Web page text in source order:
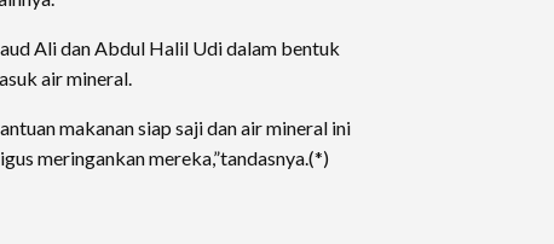
Ali dan Abdul Halil Udi dalam bentuk
air mineral.
makanan siap saji dan air mineral ini
meringankan mereka,”tandasnya.(*)